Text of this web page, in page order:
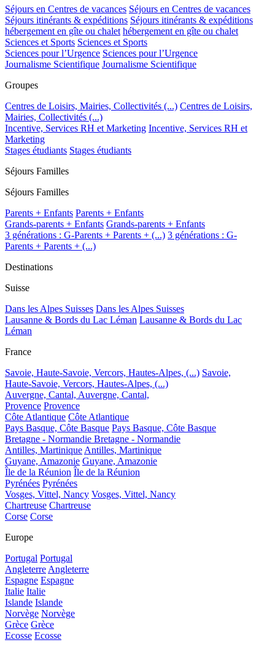
Séjours en Centres de vacances Séjours en Centres de vacances
Séjours itinérants & expéditions Séjours itinérants & expéditions
hébergement en gîte ou chalet hébergement en gîte ou chalet
Sciences et Sports Sciences et Sports
Sciences pour l’Urgence Sciences pour l’Urgence
Journalisme Scientifique Journalisme Scientifique
Groupes
Centres de Loisirs, Mairies, Collectivités (...) Centres de Loisirs,
Mairies, Collectivités (...)
Incentive, Services RH et Marketing Incentive, Services RH et
Marketing
Stages étudiants Stages étudiants
Séjours Familles
Séjours Familles
Parents + Enfants Parents + Enfants
Grands-parents + Enfants Grands-parents + Enfants
3 générations : G-Parents + Parents + (...) 3 générations : G-
Parents + Parents + (...)
Destinations
Suisse
Dans les Alpes Suisses Dans les Alpes Suisses
Lausanne & Bords du Lac Léman Lausanne & Bords du Lac
Léman
France
Savoie, Haute-Savoie, Vercors, Hautes-Alpes, (...) Savoie,
Haute-Savoie, Vercors, Hautes-Alpes, (...)
Auvergne, Cantal, Auvergne, Cantal,
Provence Provence
Côte Atlantique Côte Atlantique
Pays Basque, Côte Basque Pays Basque, Côte Basque
Bretagne - Normandie Bretagne - Normandie
Antilles, Martinique Antilles, Martinique
Guyane, Amazonie Guyane, Amazonie
Île de la Réunion Île de la Réunion
Pyrénées Pyrénées
Vosges, Vittel, Nancy Vosges, Vittel, Nancy
Chartreuse Chartreuse
Corse Corse
Europe
Portugal Portugal
Angleterre Angleterre
Espagne Espagne
Italie Italie
Islande Islande
Norvège Norvège
Grèce Grèce
Ecosse Ecosse